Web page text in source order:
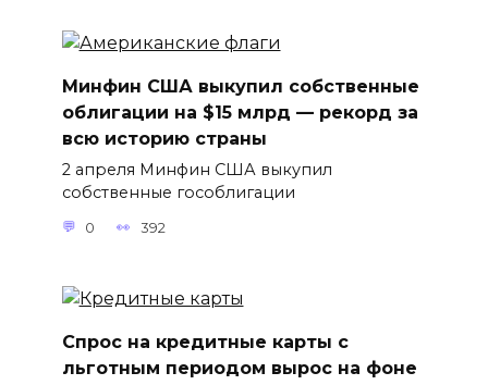
Минфин США выкупил собственные
облигации на $15 млрд — рекорд за
всю историю страны
2 апреля Минфин США выкупил
собственные гособлигации
0 392
Спрос на кредитные карты с
льготным периодом вырос на фоне